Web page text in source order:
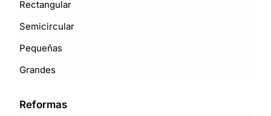
Rectangular
Semicircular
Pequeñas
Grandes
Reformas